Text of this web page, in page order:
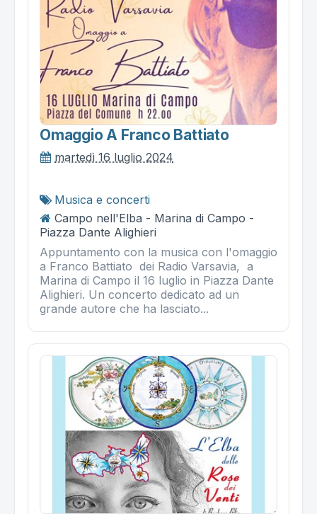
Omaggio A Franco Battiato
martedì 16 luglio 2024
Musica e concerti
Campo nell'Elba - Marina di Campo -
Piazza Dante Alighieri
Appuntamento con la musica con l'omaggio
a Franco Battiato dei Radio Varsavia, a
Marina di Campo il 16 luglio in Piazza Dante
Alighieri. Un concerto dedicato ad un
grande autore che ha lasciato...